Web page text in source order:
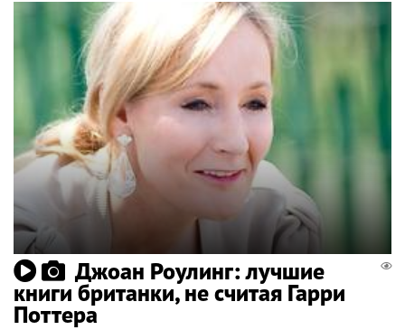
Джоан Роулинг: лучшие
книги британки, не считая Гарри
Поттера